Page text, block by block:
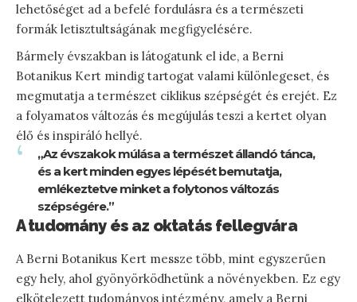
lehetőséget ad a befelé fordulásra és a természeti
formák letisztultságának megfigyelésére.
Bármely évszakban is látogatunk el ide, a Berni
Botanikus Kert mindig tartogat valami különlegeset, és
megmutatja a természet ciklikus szépségét és erejét. Ez
a folyamatos változás és megújulás teszi a kertet olyan
élő és inspiráló hellyé.
„Az évszakok múlása a természet állandó tánca,
és a kert minden egyes lépését bemutatja,
emlékeztetve minket a folytonos változás
szépségére.”
A tudomány és az oktatás fellegvára
A Berni Botanikus Kert messze több, mint egyszerűen
egy hely, ahol gyönyörködhetünk a növényekben. Ez egy
elkötelezett tudományos intézmény, amely a Berni